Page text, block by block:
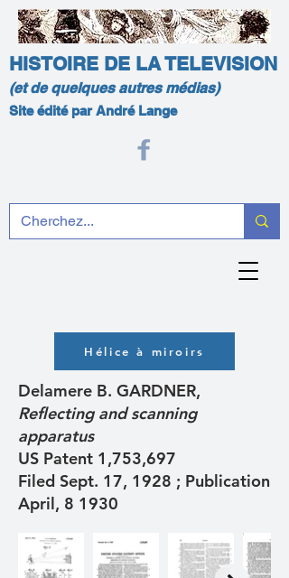
HISTOIRE DE LA TELEVISION
(et de quelques autres médias)
Site édité par André Lange
Hélice à miroirs
Delamere B. GARDNER,
Reflecting and scanning
apparatus
US Patent 1,753,697
Filed Sept. 17, 1928 ; Publication
April, 8 1930